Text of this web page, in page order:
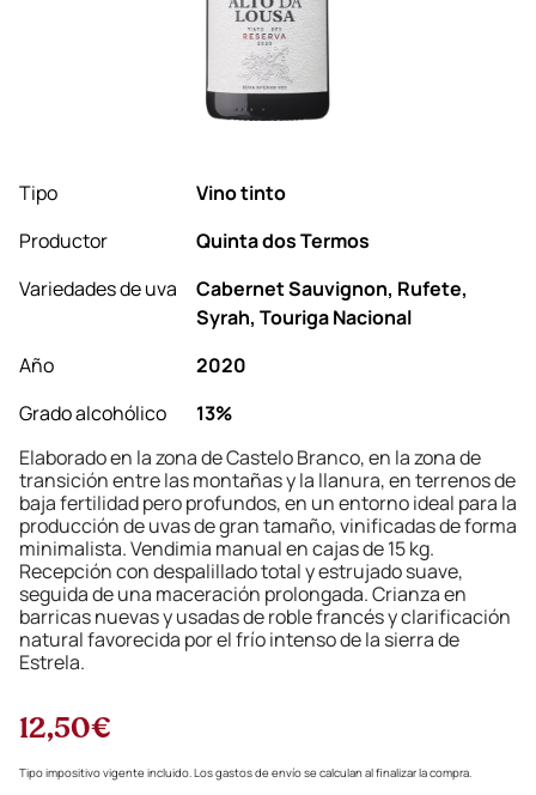
Tipo
Vino tinto
Productor
Quinta dos Termos
Variedades de uva
Cabernet Sauvignon, Rufete,
Syrah, Touriga Nacional
Año
2020
Grado alcohólico
13%
Elaborado en la zona de Castelo Branco, en la zona de
transición entre las montañas y la llanura, en terrenos de
baja fertilidad pero profundos, en un entorno ideal para la
producción de uvas de gran tamaño, vinificadas de forma
minimalista. Vendimia manual en cajas de 15 kg.
Recepción con despalillado total y estrujado suave,
seguida de una maceración prolongada. Crianza en
barricas nuevas y usadas de roble francés y clarificación
natural favorecida por el frío intenso de la sierra de
Estrela.
12,50€
Tipo impositivo vigente incluido. Los gastos de envío se calculan al finalizar la compra.